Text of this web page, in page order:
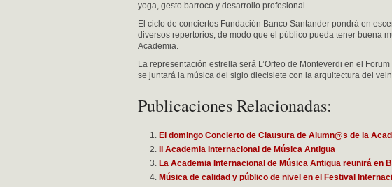
yoga, gesto barroco y desarrollo profesional.
El ciclo de conciertos Fundación Banco Santander pondrá en
diversos repertorios, de modo que el público pueda tener buena
Academia.
La representación estrella será L’Orfeo de Monteverdi en el
se juntará la música del siglo diecisiete con la arquitectura del
Publicaciones Relacionadas:
El domingo Concierto de Clausura de Alumn@s de la
II Academia Internacional de Música Antigua
La Academia Internacional de Música Antigua reunirá en
Música de calidad y público de nivel en el Festival